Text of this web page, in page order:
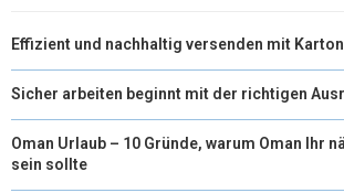
Effizient und nachhaltig versenden mit
Sicher arbeiten beginnt mit der richtigen
Oman Urlaub – 10 Gründe, warum Oman Ihr
sein sollte